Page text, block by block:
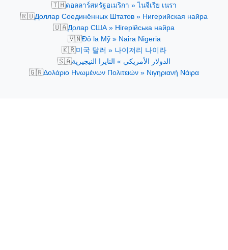
🇹🇭ดอลลาร์สหรัฐอเมริกา » ไนจีเรีย เนรา
🇷🇺Доллар Соединённых Штатов » Нигерийская найра
🇺🇦Долар США » Нігерійська найра
🇻🇳Đô la Mỹ » Naira Nigeria
🇰🇷미국 달러 » 나이저리 나이라
🇸🇦الدولار الأمريكي » النايرا النيجيرية
🇬🇷Δολάριο Ηνωμένων Πολιτειών » Νιγηριανή Νάιρα